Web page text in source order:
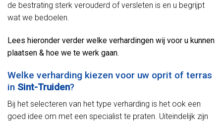
de bestrating sterk verouderd of versleten is en u begrijpt
wat we bedoelen.
Lees hieronder verder welke verhardingen wij voor u kunnen
plaatsen & hoe we te werk gaan.
Welke verharding kiezen voor uw oprit of terras
in Sint-Truiden?
Bij het selecteren van het type verharding is het ook een
goed idee om met een specialist te praten. Uiteindelijk zijn